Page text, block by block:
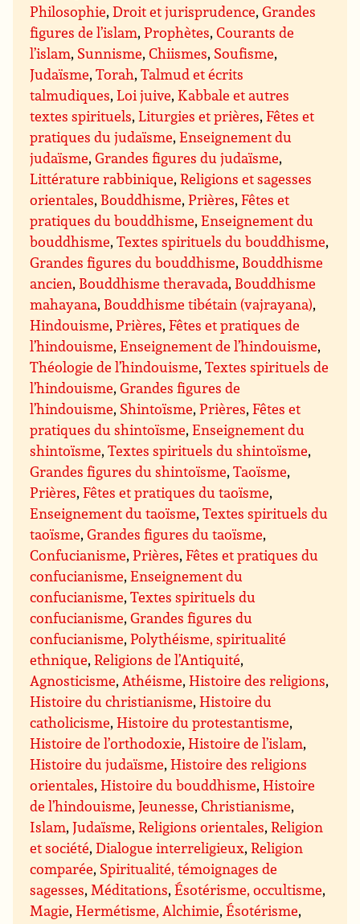
Philosophie,Droit et jurisprudence,Grandes
figures de l’islam,Prophètes,Courants de
l’islam, Sunnisme,Chiismes, Soufisme,
Judaïsme,Torah,Talmud et écrits
talmudiques,Loi juive,Kabbale et autres
textes spirituels,Liturgies et prières,Fêtes et
pratiques du judaïsme,Enseignement du
judaïsme,Grandes figures du judaïsme,
Littérature rabbinique,Religions et sagesses
orientales, Bouddhisme,Prières,Fêtes et
pratiques du bouddhisme,Enseignement du
bouddhisme,Textes spirituels du bouddhisme,
Grandes figures du bouddhisme, Bouddhisme
ancien, Bouddhisme theravada, Bouddhisme
mahayana, Bouddhisme tibétain (vajrayana),
Hindouisme,Prières,Fêtes et pratiques de
l’hindouisme,Enseignement de l’hindouisme,
Théologie de l’hindouisme,Textes spirituels de
l’hindouisme,Grandes figures de
l’hindouisme, Shintoïsme,Prières,Fêtes et
pratiques du shintoïsme,Enseignement du
shintoïsme,Textes spirituels du shintoïsme,
Grandes figures du shintoïsme,Taoïsme,
Prières,Fêtes et pratiques du taoïsme,
Enseignement du taoïsme,Textes spirituels du
taoïsme,Grandes figures du taoïsme,
Confucianisme,Prières,Fêtes et pratiques du
confucianisme,Enseignement du
confucianisme,Textes spirituels du
confucianisme,Grandes figures du
confucianisme,Polythéisme, spiritualité
ethnique,Religions de l’Antiquité,
Agnosticisme, Athéisme,Histoire des religions,
Histoire du christianisme,Histoire du
catholicisme,Histoire du protestantisme,
Histoire de l’orthodoxie,Histoire de l’islam,
Histoire du judaïsme,Histoire des religions
orientales,Histoire du bouddhisme,Histoire
de l’hindouisme,Jeunesse,Christianisme,
Islam,Judaïsme,Religions orientales,Religion
et société,Dialogue interreligieux,Religion
comparée, Spiritualité, témoignages de
sagesses, Méditations,Ésotérisme, occultisme,
Magie,Hermétisme, Alchimie,Ésotérisme,